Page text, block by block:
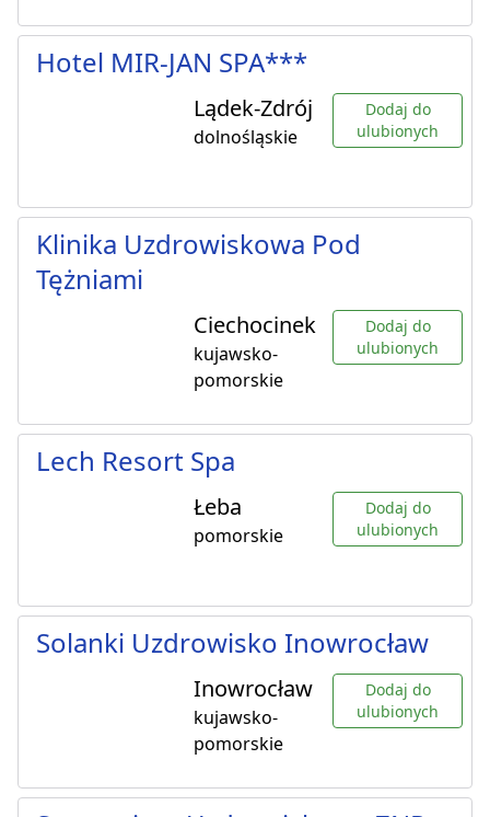
Hotel MIR-JAN SPA***
Lądek-Zdrój
dolnośląskie
Dodaj do
ulubionych
Klinika Uzdrowiskowa Pod
Tężniami
Ciechocinek
kujawsko-
pomorskie
Dodaj do
ulubionych
Lech Resort Spa
Łeba
pomorskie
Dodaj do
ulubionych
Solanki Uzdrowisko Inowrocław
Inowrocław
kujawsko-
pomorskie
Dodaj do
ulubionych